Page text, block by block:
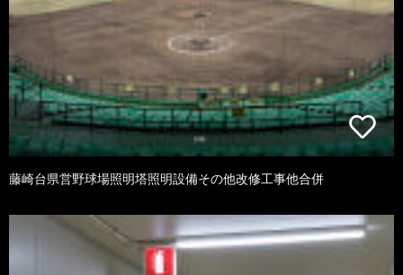
藤崎台県営野球場照明塔照明設備その他改修工事他合併